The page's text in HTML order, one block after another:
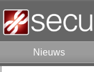
Nieuws